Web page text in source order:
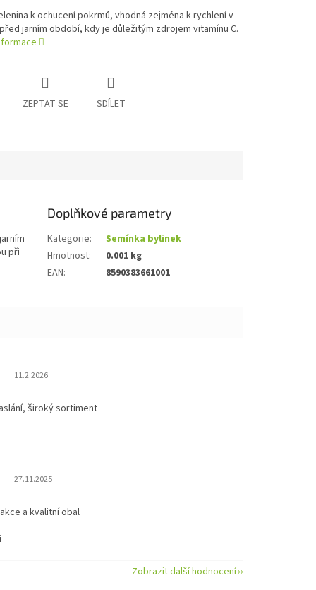
k ochucení pokrmů, vhodná zejména k rychlení v
jarním období, kdy je důležitým zdrojem vitamínu C.
ZEPTAT SE SDÍLET
při
Doplňkové parametry
Kategorie:
Semínka bylinek
Hmotnost:
0.001 kg
EAN: 8590383661001
Hodnocení obchodu je 5 z 5 hvězdiček.
11.2.2026
široký sortiment
Hodnocení obchodu je 5 z 5 hvězdiček.
27.11.2025
a kvalitní obal
Zobrazit další hodnocení